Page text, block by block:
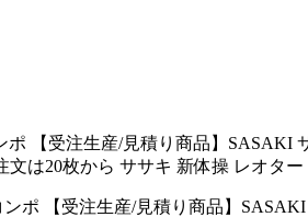
【受注生産/見積り商品】
は20枚から ササキ 新体操 レオタ
ポ 【受注生産/見積り商品】